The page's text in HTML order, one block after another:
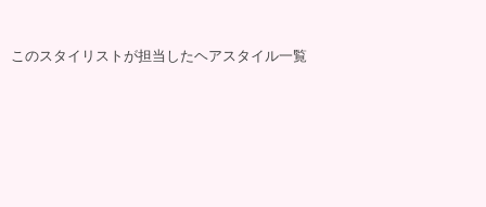
このスタイリストが担当したヘアスタイル一覧